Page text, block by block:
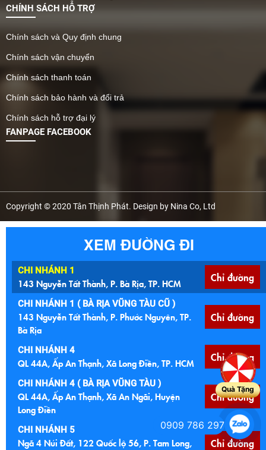
CHÍNH SÁCH HỖ TRỢ
Chính sách và Quy định chung
Chính sách vận chuyển
Chính sách thanh toán
Chính sách bảo hành và đổi trả
Chính sách hỗ trợ đại lý
FANPAGE FACEBOOK
Copyright © 2020 Tân Thịnh Phát. Design by Nina Co, Ltd
XEM ĐƯỜNG ĐI
CHI NHÁNH 1
143 Nguyễn Tất Thành, P. Bà Rịa, TP. HCM Chỉ đường
CHI NHÁNH 1 ( BÀ RỊA VŨNG TÀU CŨ )
143 Nguyễn Tất Thành, P. Phước Nguyên, TP.
Bà Rịa
Chỉ đường
CHI NHÁNH 4
QL 44A, Ấp An Thạnh, Xã Long Điền, TP. HCM Chỉ đường
CHI NHÁNH 4 ( BÀ RỊA VŨNG TÀU )
QL 44A, Ấp An Thạnh, Xã An Ngãi, Huyện
Long Điền
Chỉ đường
CHI NHÁNH 5
Ngã 4 Núi Đất, 122 Quốc lộ 56, P. Tam Long,
Chỉ đường
Quà Tặng
0909 786 297